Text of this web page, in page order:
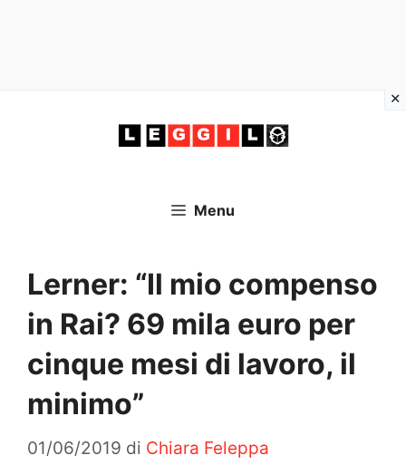
Menu
Lerner: “Il mio compenso
in Rai? 69 mila euro per
cinque mesi di lavoro, il
minimo”
01/06/2019 di Chiara Feleppa